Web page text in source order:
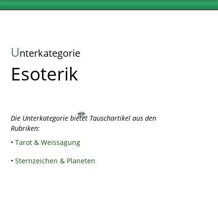
Unterkategorie
Esoterik
Die Unterkategorie bietet Tauschartikel aus den
Rubriken:
•Tarot & Weissagung
•Sternzeichen & Planeten